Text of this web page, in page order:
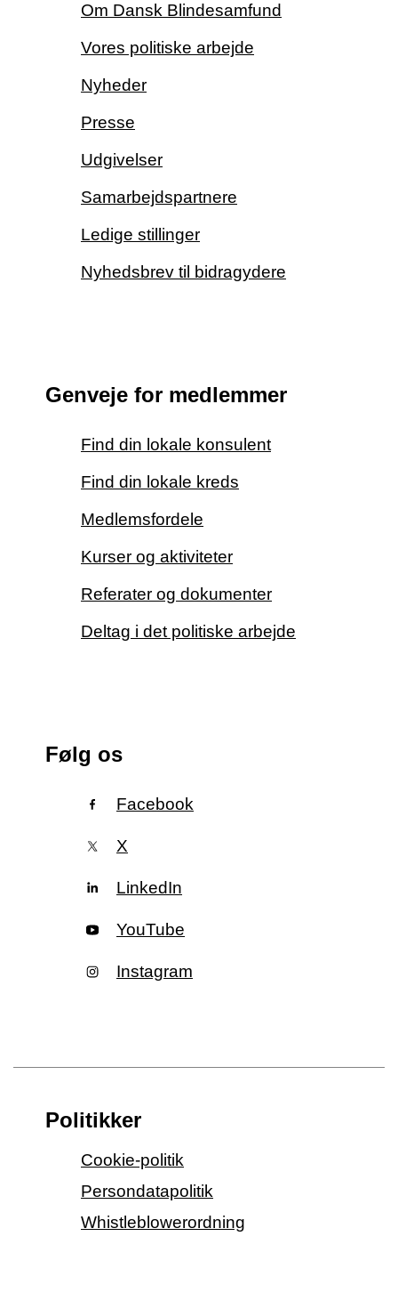
Om Dansk Blindesamfund
Vores politiske arbejde
Nyheder
Presse
Udgivelser
Samarbejdspartnere
Ledige stillinger
Nyhedsbrev til bidragydere
Genveje for medlemmer
Find din lokale konsulent
Find din lokale kreds
Medlemsfordele
Kurser og aktiviteter
Referater og dokumenter
Deltag i det politiske arbejde
Følg os
Facebook
X
LinkedIn
YouTube
Instagram
Politikker
Cookie-politik
Persondatapolitik
Whistleblowerordning